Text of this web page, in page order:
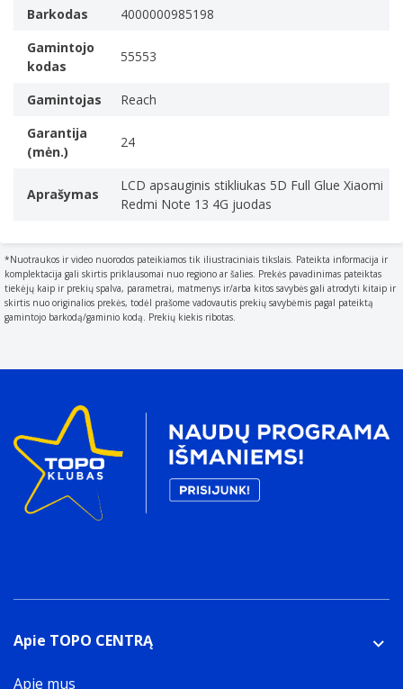
Barkodas
4000000985198
Gamintojo
kodas
55553
Gamintojas
Reach
Garantija
(mėn.)
24
Aprašymas
LCD apsauginis stikliukas 5D Full Glue Xiaomi
Redmi Note 13 4G juodas
*Nuotraukos ir video nuorodos pateikiamos tik iliustraciniais tikslais. Pateikta informacija ir
komplektacija gali skirtis priklausomai nuo regiono ar šalies. Prekės pavadinimas pateiktas
tiekėjų kaip ir prekių spalva, parametrai, matmenys ir/arba kitos savybės gali atrodyti kitaip ir
skirtis nuo originalios prekės, todėl prašome vadovautis prekių savybėmis pagal pateiktą
gamintojo barkodą/gaminio kodą. Prekių kiekis ribotas.
Apie TOPO CENTRĄ
Apie mus